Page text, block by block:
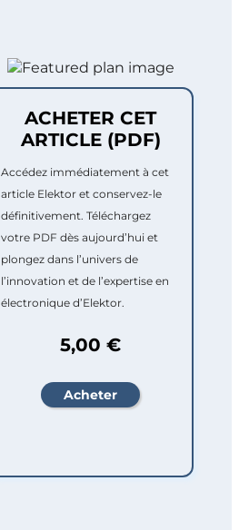
ACHETER CET
ARTICLE (PDF)
Accédez immédiatement à cet
article Elektor et conservez-le
définitivement. Téléchargez
votre PDF dès aujourd’hui et
plongez dans l’univers de
l’innovation et de l’expertise en
électronique d’Elektor.
5,00 €